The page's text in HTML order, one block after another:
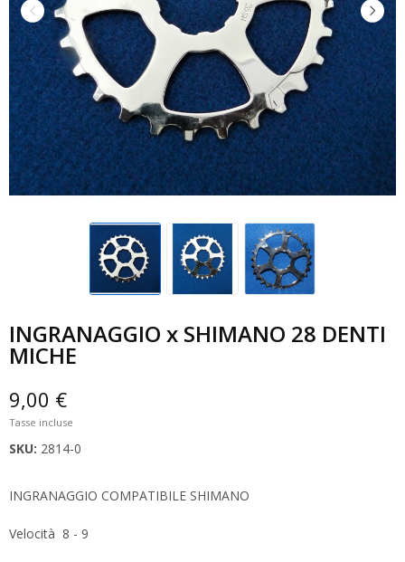
INGRANAGGIO x SHIMANO 28 DENTI
MICHE
9,00 €
Tasse incluse
SKU: 2814-0
INGRANAGGIO COMPATIBILE SHIMANO
Velocità 8 - 9